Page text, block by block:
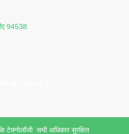
94538
टेक्नोलॉजी सभी अधिकार सुरक्षित